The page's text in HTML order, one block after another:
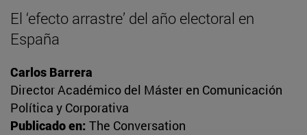
El ‘efecto arrastre’ del año electoral en
España
Carlos Barrera
Director Académico del Máster en Comunicación
Política y Corporativa
Publicado en: The Conversation